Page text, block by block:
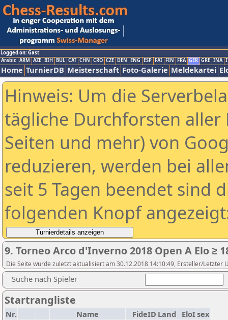
Logged on: Gast
Arabic ARM AZE BIH BUL CAT CHN CRO CZE DEN ENG ESP FAI FIN FRA GER GRE INA
Home TurnierDB Meisterschaft Foto-Galerie Meldekartei
Hinweis: Um die
tägliche Durchforsten aller
Seiten und mehr) von
reduzieren, werden bei
seit 5 Tagen beendet sind
folgenden Knopf
9. Torneo Arco d'Inverno 2018 Open A Elo ≥
Die Seite wurde zuletzt aktualisiert am 30.12.2018 14:10:49, Ersteller/Letzter
Suche nach Spieler
Startrangliste
Nr. Name FideID Land EloIsex